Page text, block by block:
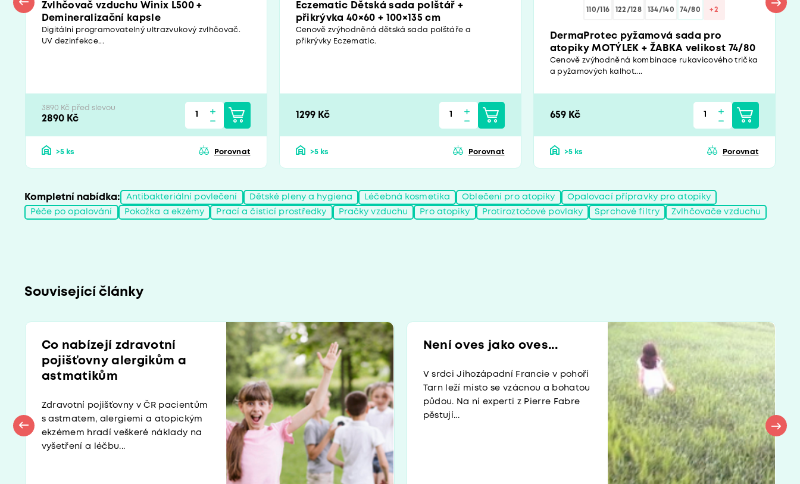
Zvlhčovač vzduchu Winix L500 +
Demineralizační kapsle
Digitální programovatelný ultrazvukový zvlhčovač.
UV dezinfekce...
3890 Kč před slevou
2890 Kč
>5 ks Porovnat
Eczematic Dětská sada polštář +
přikrývka 40×60 + 100×135 cm
Cenově zvýhodněná dětská sada polštáře a
přikrývky Eczematic.
1299 Kč
>5 ks Porovnat
110/116 122/128 134/140 74/80 +2
DermaProtec pyžamová sada pro
atopiky MOTÝLEK + ŽABKA velikost 74/80
Cenově zvýhodněná kombinace rukavicového trička
a pyžamových kalhot....
659 Kč
>5 ks Porovnat
Kompletní nabídka: Antibakteriální povlečení Dětské pleny a hygiena Léčebná kosmetika Oblečení pro atopiky
Opalovací přípravky pro atopiky
Péče po opalování
Pokožka a ekzémy Prací a čisticí prostředky Pračky vzduchu Pro atopiky Protiroztočové povlaky Sprchové filtry Zvlhčovače vzduchu
Související články
Co nabízejí zdravotní
pojišťovny alergikům a
astmatikům
Zdravotní pojišťovny v ČR pacientům
s astmatem, alergiemi a atopickým
ekzémem hradí veškeré náklady na
vyšetření a léčbu...
Není oves jako oves...
V srdci Jihozápadní Francie v pohoří
Tarn leží místo se vzácnou a bohatou
půdou. Na ní experti z Pierre Fabre
pěstují...